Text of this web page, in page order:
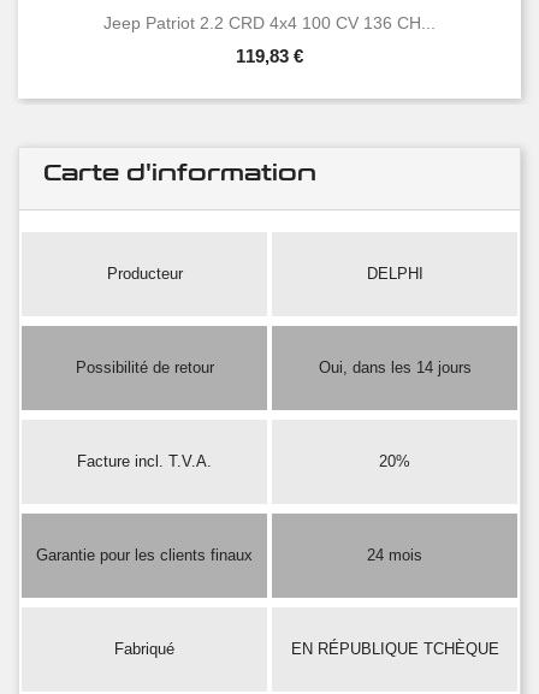
Jeep Patriot 2.2 CRD 4x4 100 CV 136 CH...
119,83 €
Carte d'information
Producteur DELPHI
Possibilité de retour Oui, dans les 14 jours
Facture incl. T.V.A. 20%
Garantie pour les clients finaux 24 mois
Fabriqué EN RÉPUBLIQUE TCHÈQUE